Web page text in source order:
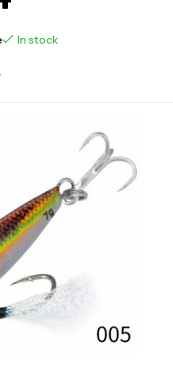
In stock